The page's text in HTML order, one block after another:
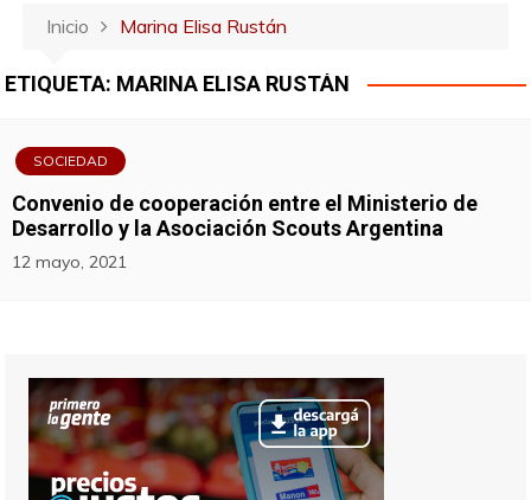
Inicio Marina Elisa Rustán
ETIQUETA: MARINA ELISA RUSTÁN
SOCIEDAD
Convenio de cooperación entre el Ministerio de
Desarrollo y la Asociación Scouts Argentina
12 mayo, 2021